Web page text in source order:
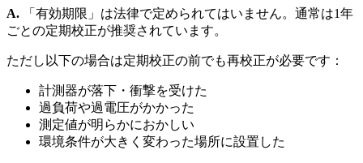
A. 「有効期限」は法律で定められてはいません。通常は1年
ごとの定期校正が推奨されています。
ただし以下の場合は定期校正の前でも再校正が必要です：
計測器が落下・衝撃を受けた
過負荷や過電圧がかかった
測定値が明らかにおかしい
環境条件が大きく変わった場所に設置した